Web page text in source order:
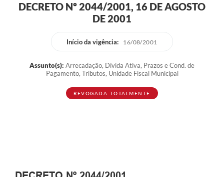
DECRETO Nº 2044/2001, 16 DE AGOSTO
DE 2001
Início da vigência: 16/08/2001
Assunto(s): Arrecadação, Dívida Ativa, Prazos e Cond. de
Pagamento, Tributos, Unidade Fiscal Municipal
REVOGADA TOTALMENTE